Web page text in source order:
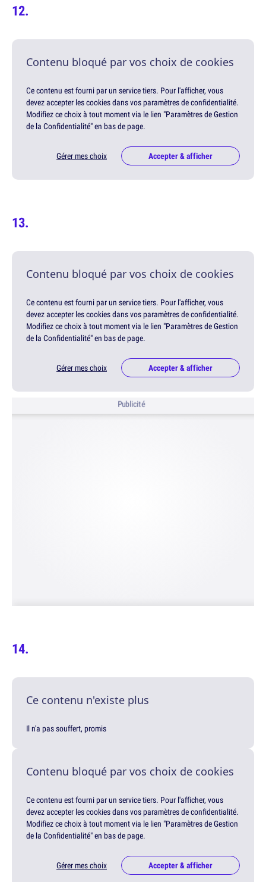
Contenu bloqué par vos choix de cookies
Ce contenu est fourni par un service tiers. Pour l'afficher, vous
devez accepter les cookies dans vos paramètres de confidentialité.
Modifiez ce choix à tout moment via le lien "Paramètres de Gestion
de la Confidentialité" en bas de page.
Gérer mes choix Accepter & afficher
Contenu bloqué par vos choix de cookies
Ce contenu est fourni par un service tiers. Pour l'afficher, vous
devez accepter les cookies dans vos paramètres de confidentialité.
Modifiez ce choix à tout moment via le lien "Paramètres de Gestion
de la Confidentialité" en bas de page.
Gérer mes choix Accepter & afficher
Publicité
Ce contenu n'existe plus
Il n'a pas souffert, promis
Contenu bloqué par vos choix de cookies
Ce contenu est fourni par un service tiers. Pour l'afficher, vous
devez accepter les cookies dans vos paramètres de confidentialité.
Modifiez ce choix à tout moment via le lien "Paramètres de Gestion
de la Confidentialité" en bas de page.
Gérer mes choix Accepter & afficher